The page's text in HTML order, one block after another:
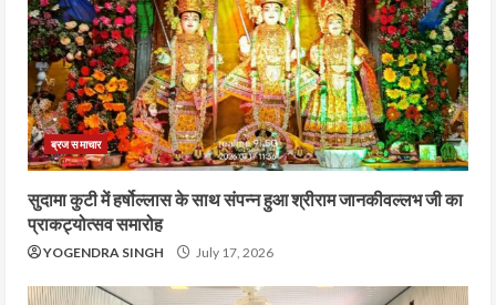
ब्रज समाचार
सुदामा कुटी में हर्षोल्लास के साथ संपन्न हुआ श्रीराम जानकीवल्लभ जी का
प्राकट्योत्सव समारोह
YOGENDRA SINGH July 17, 2026